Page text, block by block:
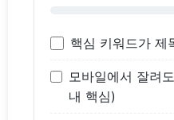
핵심 키워드가 제
모바일에서 잘려
내 핵심)